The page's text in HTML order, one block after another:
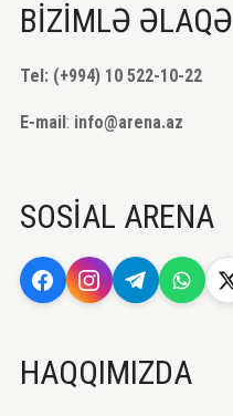
BİZİMLƏ ƏLAQƏ
Tel: (+994) 10 522-10-22
E-mail: info@arena.az
SOSİAL ARENA
HAQQIMIZDA